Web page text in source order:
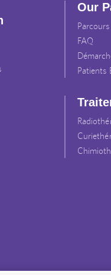
Our
FAQ
Patients